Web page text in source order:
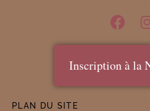
Inscription à la
PLAN DU SITE